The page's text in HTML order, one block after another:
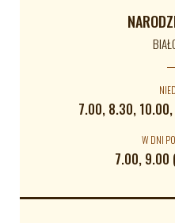
7.00, 8.30,
W DNI
7.00, 9.00